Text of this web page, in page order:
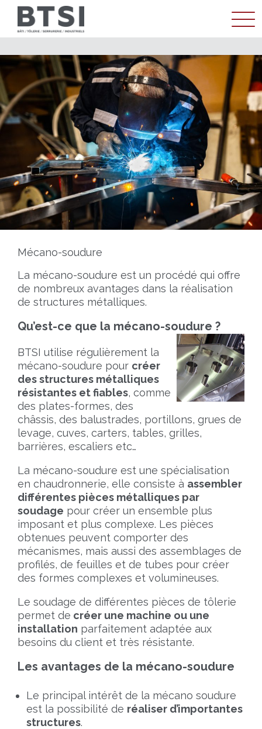
ENTREPRISE
MÉTIER
RÉALISATIONS
ACTUALITÉS
CONTACT
Mécano-soudure
La mécano-soudure est un procédé qui offre
de nombreux avantages dans la réalisation
de structures métalliques.
Qu’est-ce que la mécano-soudure ?
BTSI utilise régulièrement la
mécano-soudure pour créer
des structures métalliques
résistantes et fiables, comme
des plates-formes, des
châssis, des balustrades, portillons, grues de
levage, cuves, carters, tables, grilles,
barrières, escaliers etc…
La mécano-soudure est une spécialisation
en chaudronnerie, elle consiste à assembler
différentes pièces métalliques par
soudage pour créer un ensemble plus
imposant et plus complexe. Les pièces
obtenues peuvent comporter des
mécanismes, mais aussi des assemblages de
profilés, de feuilles et de tubes pour créer
des formes complexes et volumineuses.
Le soudage de différentes pièces de tôlerie
permet de créer une machine ou une
installation parfaitement adaptée aux
besoins du client et très résistante.
Les avantages de la mécano-soudure
Le principal intérêt de la mécano soudure
est la possibilité de réaliser d’importantes
structures.